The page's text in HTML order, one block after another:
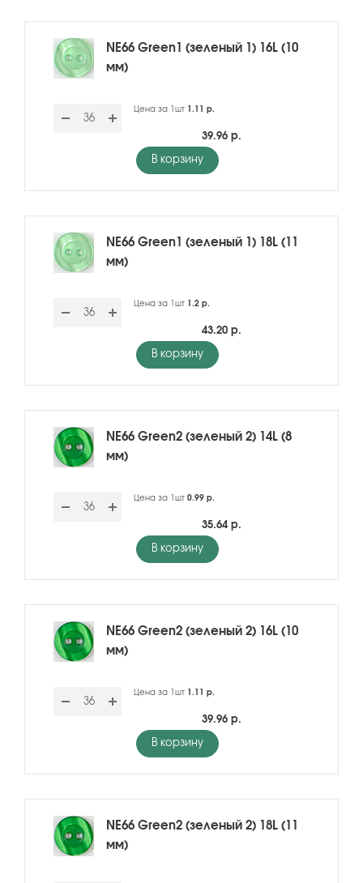
NE66 Green1 (зеленый 1) 16L (10
мм)
Цена за 1шт 1.11 р.
39.96 р.
В корзину
NE66 Green1 (зеленый 1) 18L (11
мм)
Цена за 1шт 1.2 р.
43.20 р.
В корзину
NE66 Green2 (зеленый 2) 14L (8
мм)
Цена за 1шт 0.99 р.
35.64 р.
В корзину
NE66 Green2 (зеленый 2) 16L (10
мм)
Цена за 1шт 1.11 р.
39.96 р.
В корзину
NE66 Green2 (зеленый 2) 18L (11
мм)